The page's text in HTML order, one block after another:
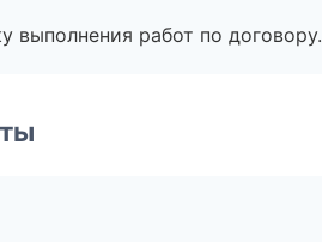
выполнения работ по договору.